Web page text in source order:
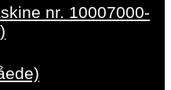
nr. 10007000-